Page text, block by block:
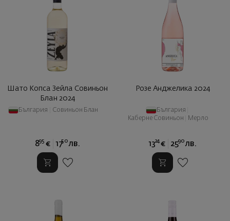
Шато Копса Зейла Совиньон
Блан 2024
България Совиньон Блан
895 € 1750 лв.
Розе Анджелика 2024
България
Каберне Совиньон
Мерло
1324 € 2590 лв.